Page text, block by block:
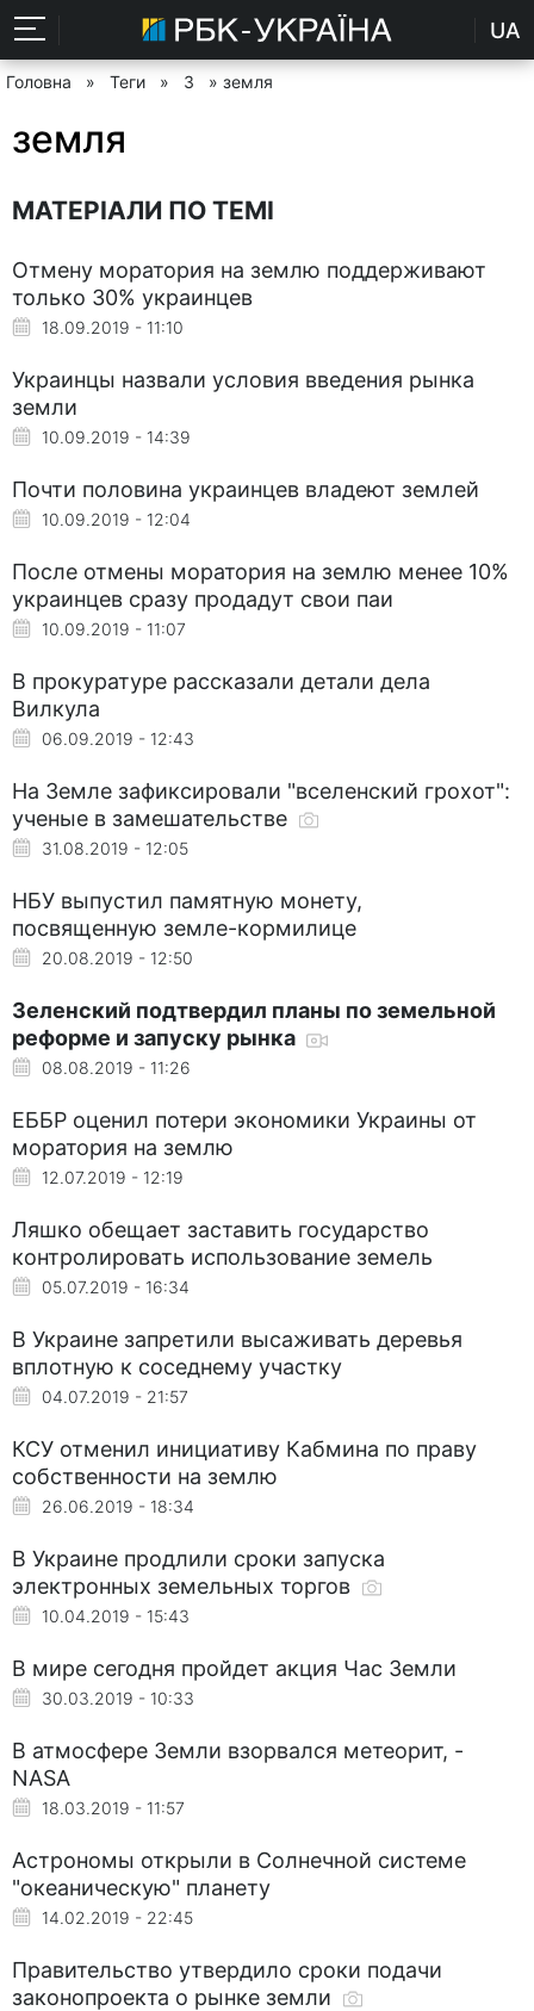
UA
Головна » Теги » З » земля
земля
МАТЕРІАЛИ ПО ТЕМІ
Отмену моратория на землю поддерживают
только 30% украинцев
18.09.2019 - 11:10
Украинцы назвали условия введения рынка
земли
10.09.2019 - 14:39
Почти половина украинцев владеют землей
10.09.2019 - 12:04
После отмены моратория на землю менее 10%
украинцев сразу продадут свои паи
10.09.2019 - 11:07
В прокуратуре рассказали детали дела
Вилкула
06.09.2019 - 12:43
На Земле зафиксировали "вселенский грохот":
ученые в замешательстве
31.08.2019 - 12:05
НБУ выпустил памятную монету,
посвященную земле-кормилице
20.08.2019 - 12:50
Зеленский подтвердил планы по земельной
реформе и запуску рынка
08.08.2019 - 11:26
ЕББР оценил потери экономики Украины от
моратория на землю
12.07.2019 - 12:19
Ляшко обещает заставить государство
контролировать использование земель
05.07.2019 - 16:34
В Украине запретили высаживать деревья
вплотную к соседнему участку
04.07.2019 - 21:57
КСУ отменил инициативу Кабмина по праву
собственности на землю
26.06.2019 - 18:34
В Украине продлили сроки запуска
электронных земельных торгов
10.04.2019 - 15:43
В мире сегодня пройдет акция Час Земли
30.03.2019 - 10:33
В атмосфере Земли взорвался метеорит, -
NASA
18.03.2019 - 11:57
Астрономы открыли в Солнечной системе
"океаническую" планету
14.02.2019 - 22:45
Правительство утвердило сроки подачи
законопроекта о рынке земли